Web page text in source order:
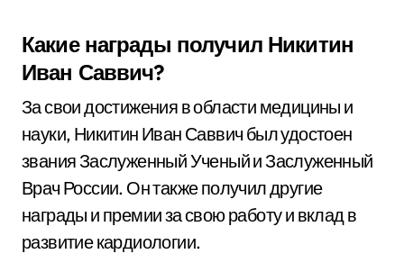
Какие награды получил Никитин
Иван Саввич?
За свои достижения в области медицины и
науки, Никитин Иван Саввич был удостоен
звания Заслуженный Ученый и Заслуженный
Врач России. Он также получил другие
награды и премии за свою работу и вклад в
развитие кардиологии.